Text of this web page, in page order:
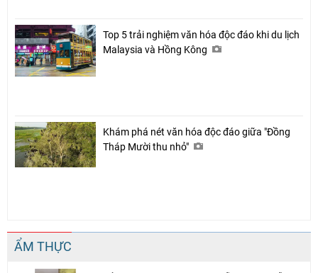
Top 5 trải nghiệm văn hóa độc đáo khi du lịch
Malaysia và Hồng Kông
Khám phá nét văn hóa độc đáo giữa "Đồng
Tháp Mười thu nhỏ"
ẨM THỰC